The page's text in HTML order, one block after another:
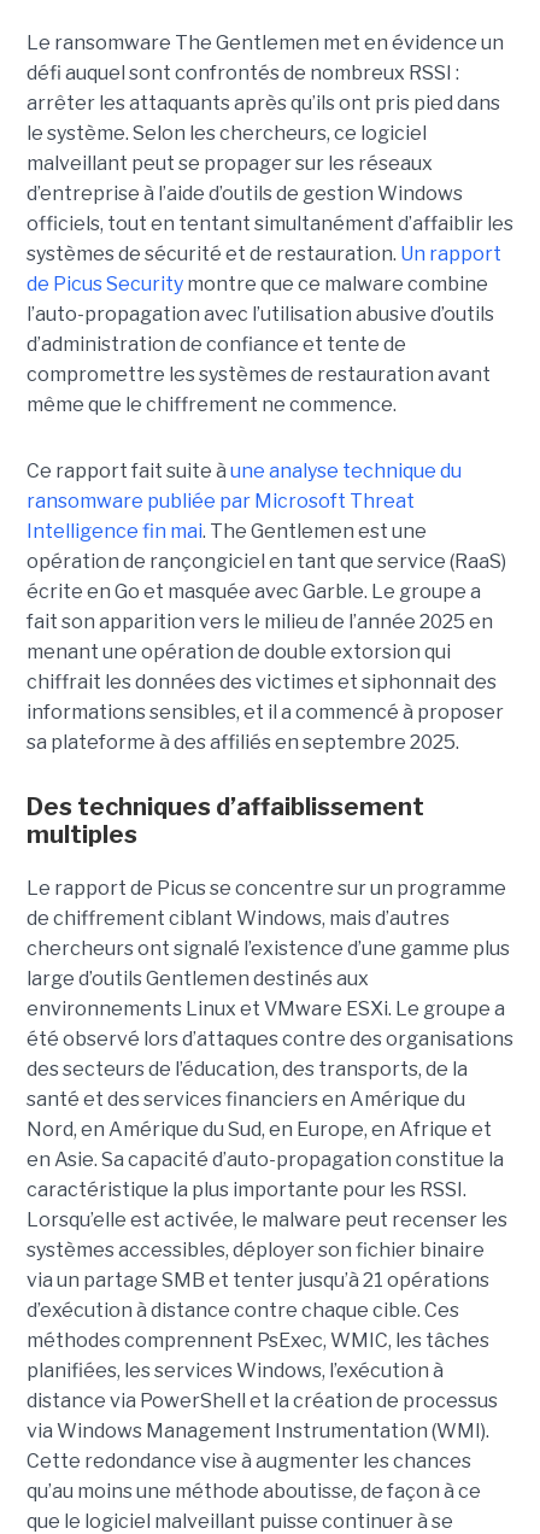
Le ransomware The Gentlemen met en évidence un
défi auquel sont confrontés de nombreux RSSI :
arrêter les attaquants après qu’ils ont pris pied dans
le système. Selon les chercheurs, ce logiciel
malveillant peut se propager sur les réseaux
d’entreprise à l’aide d’outils de gestion Windows
officiels, tout en tentant simultanément d’affaiblir les
systèmes de sécurité et de restauration. Un rapport
de Picus Securitymontre que ce malware combine
l’auto-propagation avec l’utilisation abusive d’outils
d’administration de confiance et tente de
compromettre les systèmes de restauration avant
même que le chiffrement ne commence.
Ce rapport fait suite à une analyse technique du
ransomware publiée par Microsoft Threat
Intelligence fin mai. The Gentlemen est une
opération de rançongiciel en tant que service (RaaS)
écrite en Go et masquée avec Garble. Le groupe a
fait son apparition vers le milieu de l’année 2025 en
menant une opération de double extorsion qui
chiffrait les données des victimes et siphonnait des
informations sensibles, et il a commencé à proposer
sa plateforme à des affiliés en septembre 2025.
Des techniques d’affaiblissement
multiples
Le rapport de Picus se concentre sur un programme
de chiffrement ciblant Windows, mais d’autres
chercheurs ont signalé l’existence d’une gamme plus
large d’outils Gentlemen destinés aux
environnements Linux et VMware ESXi. Le groupe a
été observé lors d’attaques contre des organisations
des secteurs de l’éducation, des transports, de la
santé et des services financiers en Amérique du
Nord, en Amérique du Sud, en Europe, en Afrique et
en Asie. Sa capacité d’auto-propagation constitue la
caractéristique la plus importante pour les RSSI.
Lorsqu’elle est activée, le malware peut recenser les
systèmes accessibles, déployer son fichier binaire
via un partage SMB et tenter jusqu’à 21 opérations
d’exécution à distance contre chaque cible. Ces
méthodes comprennent PsExec, WMIC, les tâches
planifiées, les services Windows, l’exécution à
distance via PowerShell et la création de processus
via Windows Management Instrumentation (WMI).
Cette redondance vise à augmenter les chances
qu’au moins une méthode aboutisse, de façon à ce
que le logiciel malveillant puisse continuer à se